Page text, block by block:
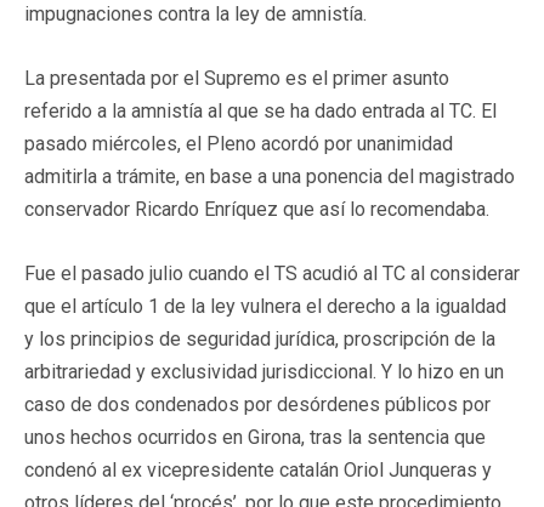
impugnaciones contra la ley de amnistía.
La presentada por el Supremo es el primer asunto
referido a la amnistía al que se ha dado entrada al TC. El
pasado miércoles, el Pleno acordó por unanimidad
admitirla a trámite, en base a una ponencia del magistrado
conservador Ricardo Enríquez que así lo recomendaba.
Fue el pasado julio cuando el TS acudió al TC al considerar
que el artículo 1 de la ley vulnera el derecho a la igualdad
y los principios de seguridad jurídica, proscripción de la
arbitrariedad y exclusividad jurisdiccional. Y lo hizo en un
caso de dos condenados por desórdenes públicos por
unos hechos ocurridos en Girona, tras la sentencia que
condenó al ex vicepresidente catalán Oriol Junqueras y
otros líderes del ‘procés’, por lo que este procedimiento